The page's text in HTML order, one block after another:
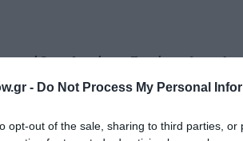
- Do Not Process My Personal
opt-out of the sale, sharing to third parties,
Αντώνης Ζαχόπουλος,